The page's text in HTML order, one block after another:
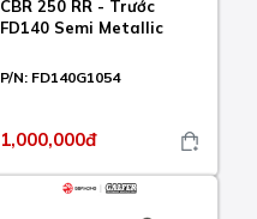
CBR 250 RR - Trước
FD140 Semi Metallic
P/N: FD140G1054
1,000,000đ